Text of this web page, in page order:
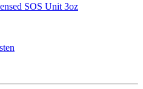
SOS Unit 3oz